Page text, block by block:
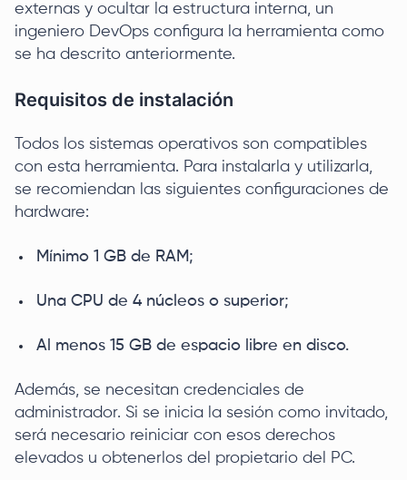
externas y ocultar la estructura interna, un
ingeniero DevOps configura la herramienta como
se ha descrito anteriormente.
Requisitos de instalación
Todos los sistemas operativos son compatibles
con esta herramienta. Para instalarla y utilizarla,
se recomiendan las siguientes configuraciones de
hardware:
Mínimo 1 GB de RAM;
Una CPU de 4 núcleos o superior;
Al menos 15 GB de espacio libre en disco.
Además, se necesitan credenciales de
administrador. Si se inicia la sesión como invitado,
será necesario reiniciar con esos derechos
elevados u obtenerlos del propietario del PC.